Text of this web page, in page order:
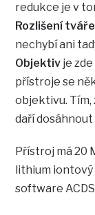
redukce je v
Rozlišení tváře
nechybí ani
Objektiv je
přístroje se
objektivu. Tím,
daří
Přístroj má 20
lithium
software